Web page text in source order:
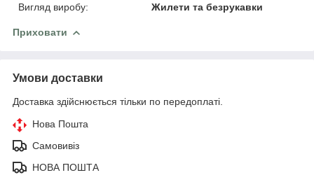
Вигляд виробу:
Жилети та безрукавки
Приховати
Умови доставки
Доставка здійснюється тільки по передоплаті.
Нова Пошта
Самовивіз
НОВА ПОШТА